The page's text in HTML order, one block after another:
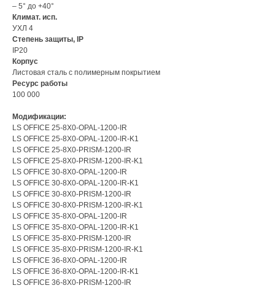
– 5° до +40°
Климат. исп.
УХЛ 4
Степень защиты, IP
IP20
Корпус
Листовая сталь с полимерным покрытием
Ресурс работы
100 000
Модификации:
LS OFFICE 25-8Х0-OPAL-1200-IR
LS OFFICE 25-8Х0-OPAL-1200-IR-K1
LS OFFICE 25-8Х0-PRISM-1200-IR
LS OFFICE 25-8Х0-PRISM-1200-IR-K1
LS OFFICE 30-8Х0-OPAL-1200-IR
LS OFFICE 30-8Х0-OPAL-1200-IR-K1
LS OFFICE 30-8Х0-PRISM-1200-IR
LS OFFICE 30-8Х0-PRISM-1200-IR-K1
LS OFFICE 35-8Х0-OPAL-1200-IR
LS OFFICE 35-8Х0-OPAL-1200-IR-K1
LS OFFICE 35-8Х0-PRISM-1200-IR
LS OFFICE 35-8Х0-PRISM-1200-IR-K1
LS OFFICE 36-8Х0-OPAL-1200-IR
LS OFFICE 36-8Х0-OPAL-1200-IR-K1
LS OFFICE 36-8Х0-PRISM-1200-IR